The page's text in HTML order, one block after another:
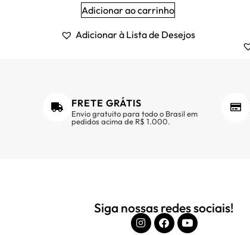
Adicionar ao carrinho
Adicionar à Lista de Desejos
FRETE GRÁTIS
Envio gratuito para todo o Brasil em
pedidos acima de R$ 1.000.
Siga nossas redes sociais!